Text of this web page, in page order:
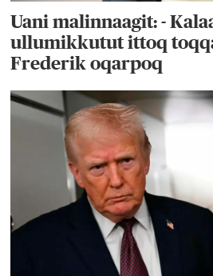
Uani malinnaagit: -
ullumikkutut ittoq
Frederik oqarpoq